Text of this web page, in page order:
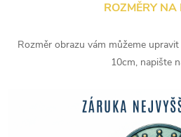
ROZMĚRY NA
Rozměr obrazu vám můžeme
10cm, napište